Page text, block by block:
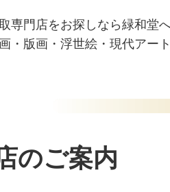
専門店をお探しなら緑和堂
・版画・浮世絵・現代アー
のご案内